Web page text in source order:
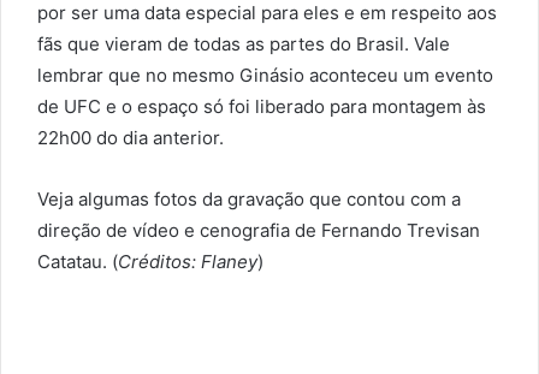
por ser uma data especial para eles e em respeito aos
fãs que vieram de todas as partes do Brasil. Vale
lembrar que no mesmo Ginásio aconteceu um evento
de UFC e o espaço só foi liberado para montagem às
22h00 do dia anterior.
Veja algumas fotos da gravação que contou com a
direção de vídeo e cenografia de Fernando Trevisan
Catatau. (Créditos: Flaney)